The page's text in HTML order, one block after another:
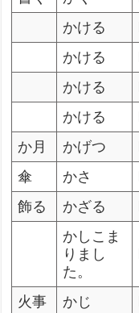
かける
かける
かける
かける
か月
かげつ
傘
かさ
飾る
かざる
かしこま
りまし
た。
火事 かじ